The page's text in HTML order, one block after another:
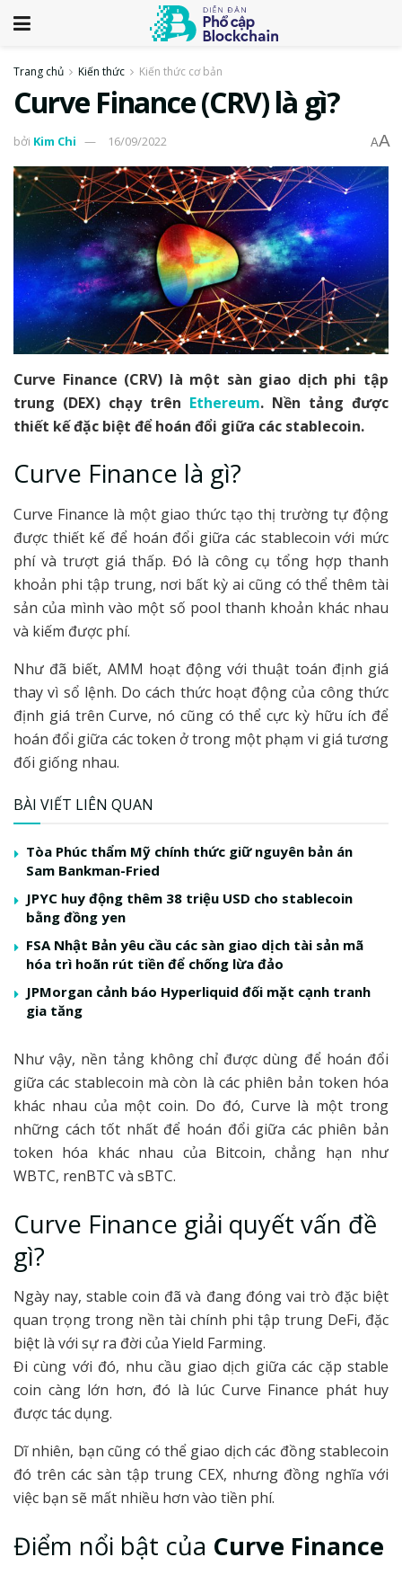
Trang chủ Kiến thức Kiến thức cơ bản
Curve Finance (CRV) là gì?
bởi Kim Chi 16/09/2022 AA
Curve Finance (CRV) là một sàn giao dịch phi tập
trung (DEX) chạy trên Ethereum. Nền tảng được
thiết kế đặc biệt để hoán đổi giữa các stablecoin.
Curve Finance là gì?
Curve Finance là một giao thức tạo thị trường tự động
được thiết kế để hoán đổi giữa các stablecoin với mức
phí và trượt giá thấp. Đó là công cụ tổng hợp thanh
khoản phi tập trung, nơi bất kỳ ai cũng có thể thêm tài
sản của mình vào một số pool thanh khoản khác nhau
và kiếm được phí.
Như đã biết, AMM hoạt động với thuật toán định giá
thay vì sổ lệnh. Do cách thức hoạt động của công thức
định giá trên Curve, nó cũng có thể cực kỳ hữu ích để
hoán đổi giữa các token ở trong một phạm vi giá tương
đối giống nhau.
BÀI VIẾT LIÊN QUAN
Tòa Phúc thẩm Mỹ chính thức giữ nguyên bản án
Sam Bankman-Fried
JPYC huy động thêm 38 triệu USD cho stablecoin
bằng đồng yen
FSA Nhật Bản yêu cầu các sàn giao dịch tài sản mã
hóa trì hoãn rút tiền để chống lừa đảo
JPMorgan cảnh báo Hyperliquid đối mặt cạnh tranh
gia tăng
Như vậy, nền tảng không chỉ được dùng để hoán đổi
giữa các stablecoin mà còn là các phiên bản token hóa
khác nhau của một coin. Do đó, Curve là một trong
những cách tốt nhất để hoán đổi giữa các phiên bản
token hóa khác nhau của Bitcoin, chẳng hạn như
WBTC, renBTC và sBTC.
Curve Finance giải quyết vấn đề
gì?
Ngày nay, stable coin đã và đang đóng vai trò đặc biệt
quan trọng trong nền tài chính phi tập trung DeFi, đặc
biệt là với sự ra đời của Yield Farming.
Đi cùng với đó, nhu cầu giao dịch giữa các cặp stable
coin càng lớn hơn, đó là lúc Curve Finance phát huy
được tác dụng.
Dĩ nhiên, bạn cũng có thể giao dịch các đồng stablecoin
đó trên các sàn tập trung CEX, nhưng đồng nghĩa với
việc bạn sẽ mất nhiều hơn vào tiền phí.
Điểm nổi bật của Curve Finance